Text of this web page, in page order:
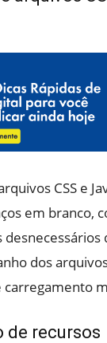
CSS e
em branco,
dos
de recursos